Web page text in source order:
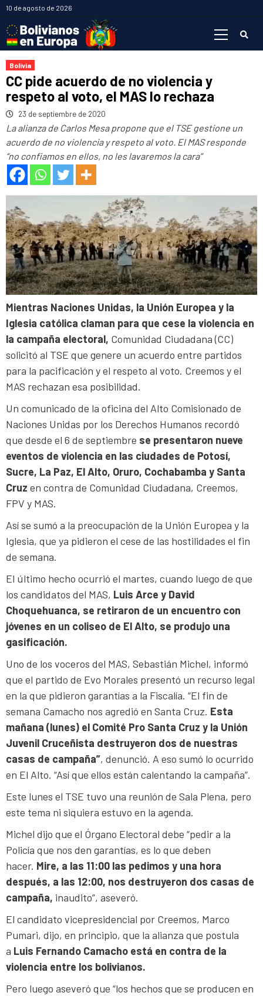
Saltar
contenido
10 de agosto de 2026
Bolivia
CC pide acuerdo de no violencia y
respeto al voto, el MAS lo rechaza
23 de septiembre de 2020
La alianza de Carlos Mesa propone que el TSE gestione un
acuerdo de no violencia y respeto al voto. El MAS responde
“no confiamos en ellos, no les lavaremos la cara”
Mientras Naciones Unidas, la Unión Europea y la
Iglesia católica claman para que cese la violencia en
la campaña electoral, Comunidad Ciudadana (CC)
solicitó al TSE que genere un acuerdo entre partidos
para la pacificación y el respeto al voto. Creemos y el
MAS rechazan esa posibilidad.
Un comunicado de la oficina del Alto Comisionado de
Naciones Unidas por los Derechos Humanos recordó
que desde el 6 de septiembre se presentaron nueve
eventos de violencia en las ciudades de Potosí,
Sucre, La Paz, El Alto, Oruro, Cochabamba y Santa
Cruz en contra de Comunidad Ciudadana, Creemos,
FPV y MAS.
Así se sumó a la preocupación de la Unión Europea y la
Iglesia, que ya pidieron el cese de las hostilidades el fin
de semana.
El último hecho ocurrió el martes, cuando luego de que
los candidatos del MAS, Luis Arce y David
Choquehuanca, se retiraron de un encuentro con
jóvenes en un coliseo de El Alto, se produjo una
gasificación.
Uno de los voceros del MAS, Sebastián Michel, informó
que el partido de Evo Morales presentó un recurso legal
en la que pidieron garantías a la Fiscalía. “El fin de
semana Camacho nos agredió en Santa Cruz. Esta
mañana (lunes) el Comité Pro Santa Cruz y la Unión
Juvenil Cruceñista destruyeron dos de nuestras
casas de campaña”, denunció. A eso sumó lo ocurrido
en El Alto. “Así que ellos están calentando la campaña”.
Este lunes el TSE tuvo una reunión de Sala Plena, pero
este tema ni siquiera estuvo en la agenda.
Michel dijo que el Órgano Electoral debe “pedir a la
Policía que nos den garantías, es lo que deben
hacer. Mire, a las 11:00 las pedimos y una hora
después, a las 12:00, nos destruyeron dos casas de
campaña, inaudito”, aseveró.
El candidato vicepresidencial por Creemos, Marco
Pumari, dijo, en principio, que la alianza que postula
a Luis Fernando Camacho está en contra de la
violencia entre los bolivianos.
Pero luego aseveró que “los hechos que se producen en